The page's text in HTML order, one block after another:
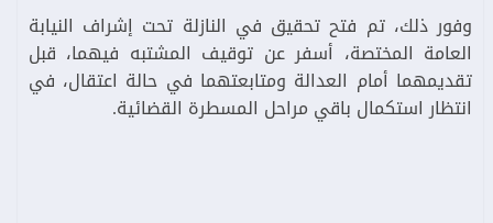
وفور ذلك، تم فتح تحقيق في النازلة تحت إشراف النيابة
العامة المختصة، أسفر عن توقيف المشتبه فيهما، قبل
تقديمهما أمام العدالة ومتابعتهما في حالة اعتقال، في
انتظار استكمال باقي مراحل المسطرة القضائية.